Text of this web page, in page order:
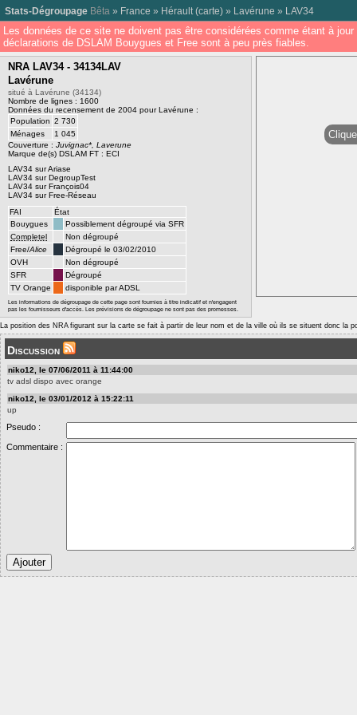
Stats-Dégroupage Bêta » France » Hérault (carte) » Lavérune » LAV34
Les données de ce site ne doivent pas être considérées comme étant à
déclarations de DSLAM Bouygues et Free sont à peu près fiables.
NRA LAV34 - 34134LAV
Lavérune
situé à Lavérune (34134)
Nombre de lignes : 1600
Données du recensement de 2004 pour Lavérune :
Population 2 730
Ménages
1 045
Couverture : Juvignac*, Laverune
Marque de(s) DSLAM FT : ECI
LAV34 sur Ariase
LAV34 sur DegroupTest
LAV34 sur François04
LAV34 sur Free-Réseau
FAI
État
Bouygues
Possiblement dégroupé via SFR
Completel
Non dégroupé
Free/Alice
Dégroupé le 03/02/2010
OVH
Non dégroupé
SFR
Dégroupé
TV Orange
disponible par ADSL
Les informations de dégroupage de cette page sont fournies à titre indicatif et n'engagent
pas les fournisseurs d'accès. Les prévisions de dégroupage ne sont pas des promesses.
La position des NRA figurant sur la carte se fait à partir de leur nom et de la ville où ils se situent donc la
Discussion
niko12, le 07/06/2011 à 11:44:00
tv adsl dispo avec orange
niko12, le 03/01/2012 à 15:22:11
up
Pseudo :
Commentaire :